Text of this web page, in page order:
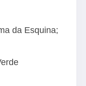
da Esquina;